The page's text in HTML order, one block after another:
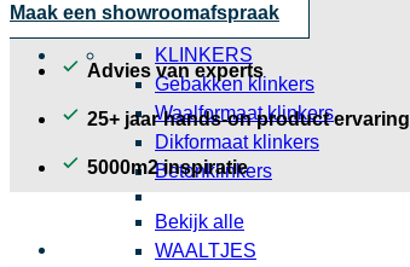
Slabs
KLINKERS
Gebakken klinkers
Waalformaat klinkers
Dikformaat klinkers
Betonklinkers
Bekijk alle
WAALTJES
Maak een showroomafspraak
Advies van experts
25+ jaar hands-on product ervaring
5000m2 inspiratie